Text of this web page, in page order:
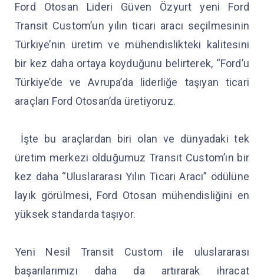
Ford Otosan Lideri Güven Özyurt yeni Ford
Transit Custom’un yılın ticari aracı seçilmesinin
Türkiye’nin üretim ve mühendislikteki kalitesini
bir kez daha ortaya koyduğunu belirterek, “Ford’u
Türkiye’de ve Avrupa’da liderliğe taşıyan ticari
araçları Ford Otosan’da üretiyoruz.
İşte bu araçlardan biri olan ve dünyadaki tek
üretim merkezi olduğumuz Transit Custom’ın bir
kez daha “Uluslararası Yılın Ticari Aracı” ödülüne
layık görülmesi, Ford Otosan mühendisliğini en
yüksek standarda taşıyor.
Yeni Nesil Transit Custom ile uluslararası
başarılarımızı daha da artırarak ihracat